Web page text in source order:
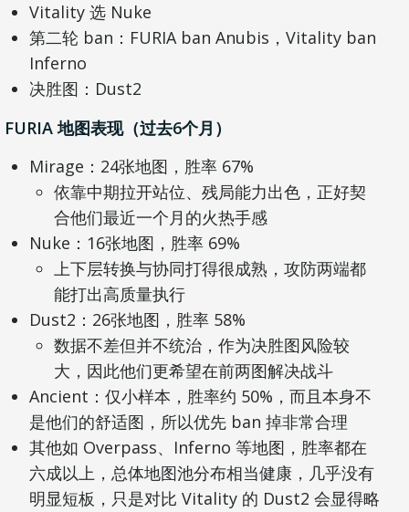
Vitality 选 Nuke
第二轮 ban：FURIA ban Anubis，Vitality ban
Inferno
决胜图：Dust2
FURIA 地图表现（过去6个月）
Mirage：24张地图，胜率 67%
依靠中期拉开站位、残局能力出色，正好契
合他们最近一个月的火热手感
Nuke：16张地图，胜率 69%
上下层转换与协同打得很成熟，攻防两端都
能打出高质量执行
Dust2：26张地图，胜率 58%
数据不差但并不统治，作为决胜图风险较
大，因此他们更希望在前两图解决战斗
Ancient：仅小样本，胜率约 50%，而且本身不
是他们的舒适图，所以优先 ban 掉非常合理
其他如 Overpass、Inferno 等地图，胜率都在
六成以上，总体地图池分布相当健康，几乎没有
明显短板，只是对比 Vitality 的 Dust2 会显得略